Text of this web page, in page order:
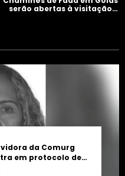
serão abertas à visitação
da Comurg
em protocolo de